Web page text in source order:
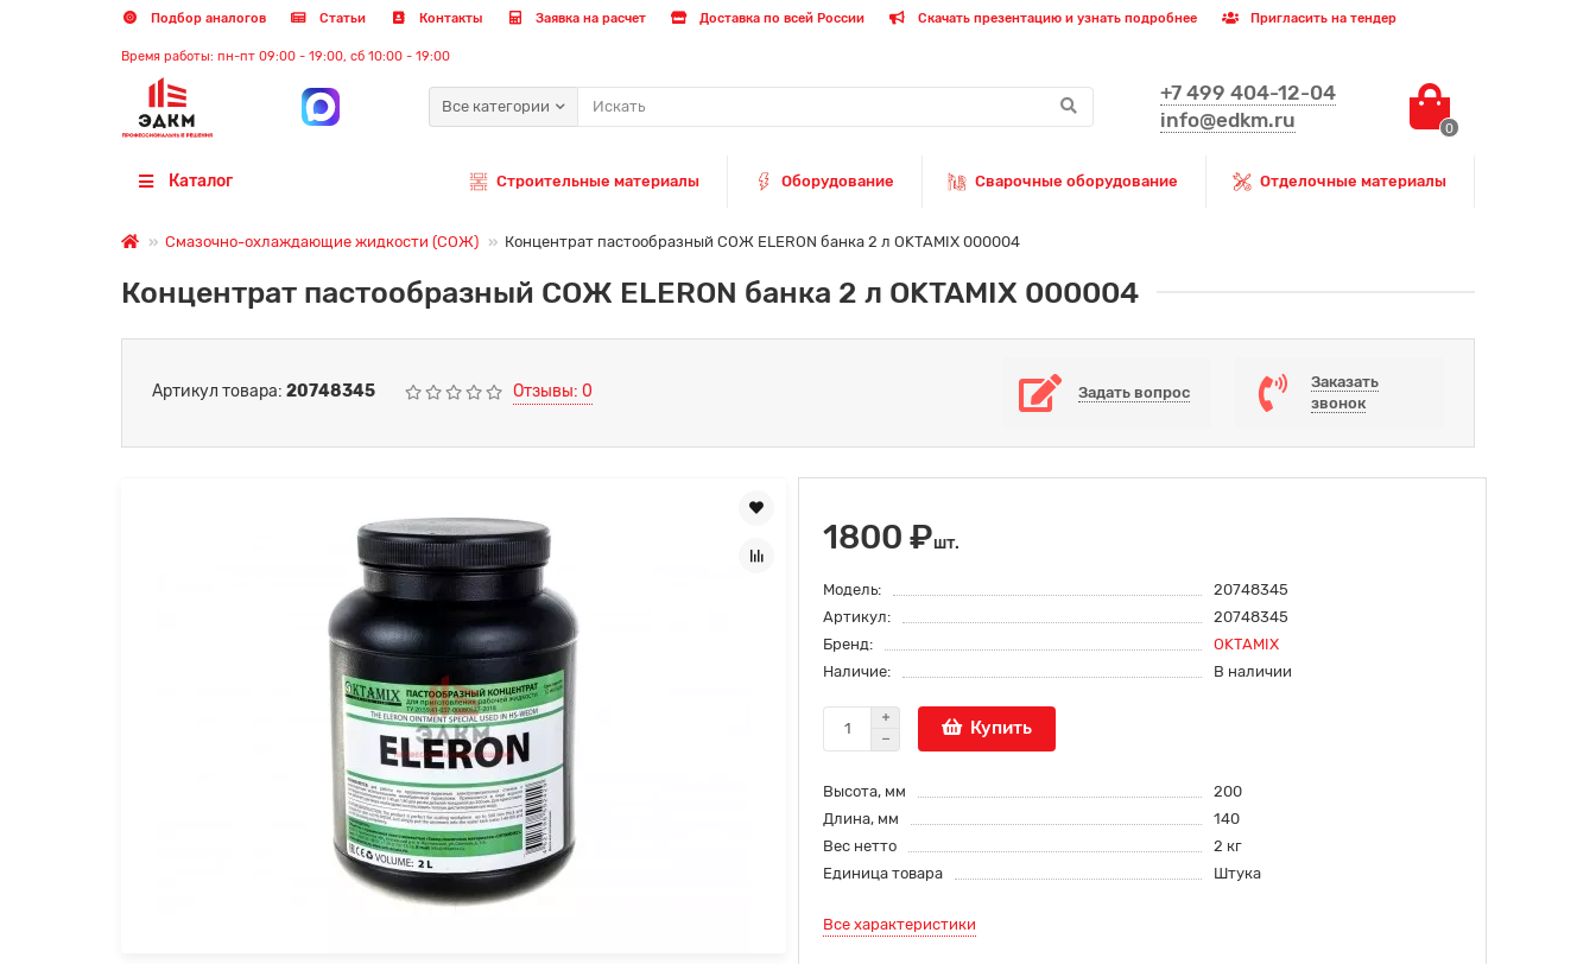
Подбор аналогов Статьи Контакты Заявка на расчет Доставка по всей России Скачать презентацию и узнать подробнее Пригласить на тендер
Время работы: пн-пт 09:00 - 19:00, сб 10:00 - 19:00
Все категории
+7 499 404-12-04
info@edkm.ru
0
Каталог Строительные материалы Оборудование Сварочные оборудование Отделочные материалы
Смазочно-охлаждающие жидкости (СОЖ) Концентрат пастообразный СОЖ ELERON банка 2 л OKTAMIX 000004
Концентрат пастообразный СОЖ ELERON банка 2 л OKTAMIX 000004
Артикул товара: 20748345 Отзывы: 0 Задать вопрос
Заказать
звонок
1800 ₽шт.
Модель:
20748345
Артикул:
20748345
Бренд:
OKTAMIX
Наличие:
В наличии
Купить
Высота, мм
200
Длина, мм
140
Вес нетто
2 кг
Единица товара
Штука
Все характеристики